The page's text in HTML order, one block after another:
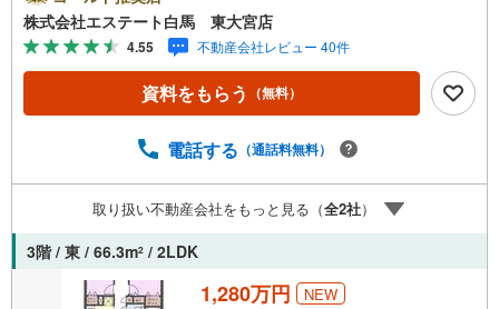
たします。～人気のリモート見学・リモート相談サービス
～・小さいお子様や家事で外出できない、天気が悪く外出
したくない時・LINEやZOOMなど無料のアプリですぐにご
利用いただけます・リモート見学はスタッフがご興味ある
物件の現地から映像をお届けします・写真では伝わりにく
「見え方」などもしっかり確認できます・リモート相談は
ャルプランナーと1対1で・バーチャル背景でプライバシー
も安心・忙しいパートナーに変わって予め確認も・別々の
場所から家族みんなで参加もできます・お気軽にご相談下
さい～営業時間～9:30～18:30こちらのお時間でしたらお電
話でのお問合せがスムーズですお気軽にお問合せください
株式会社エステート白馬 東大宮店
4.55 不動産会社レビュー 40件
資料をもらう （無料）
電話する （通話料無料）
取り扱い不動産会社をもっと見る（全2社）
3階 / 東 / 66.3m2 / 2LDK
1,280万円 NEW